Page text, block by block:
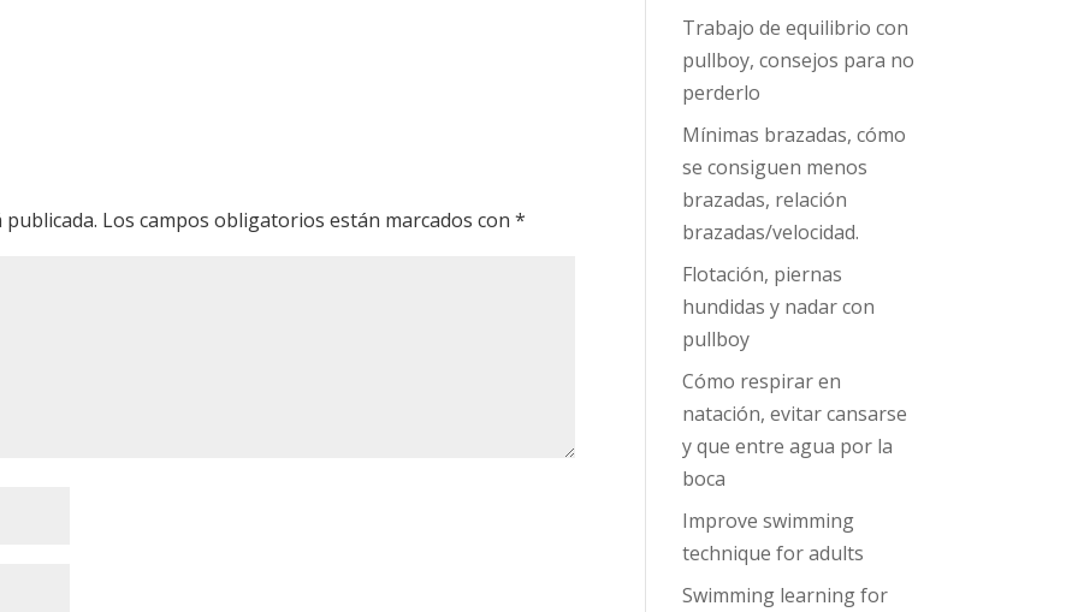
Los campos obligatorios están marcados con*
Trabajo de equilibrio con
pullboy, consejos para no
perderlo
Mínimas brazadas, cómo
se consiguen menos
brazadas, relación
brazadas/velocidad.
Flotación, piernas
hundidas y nadar con
pullboy
Cómo respirar en
natación, evitar cansarse
y que entre agua por la
boca
Improve swimming
technique for adults
Swimming learning for